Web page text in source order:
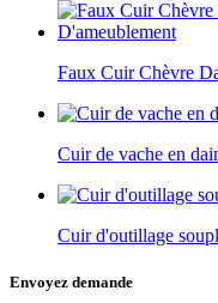
Faux Cuir Chèvre
Cuir de vache en
Cuir d'outillage
Envoyez demande